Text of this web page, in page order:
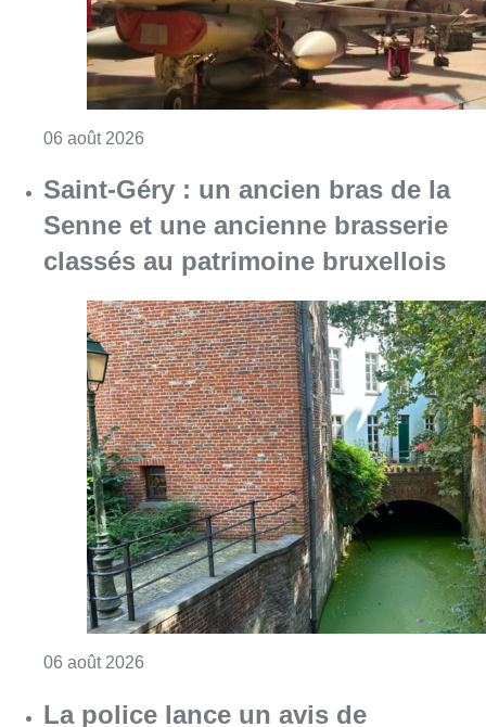
06 août 2026Consulter l'article "Saint-Géry : un ancien
La police lance un avis de
recherche après le viol d’une
femme de 33 ans à Bruxelles